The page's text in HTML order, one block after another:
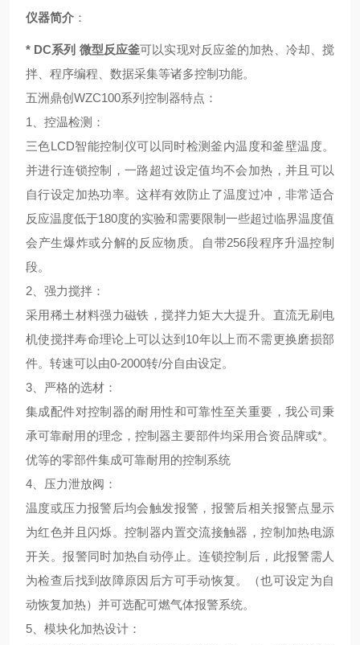
仪器简介 ：
* DC系列 微型反应釜可以实现对反应釜的加热、冷却、搅
拌、程序编程、数据采集等诸多控制功能。
五洲鼎创WZC100系列控制器特点 ：
1、 控温检测 ：
三色LCD智能控制仪可以同时检测釜内温度和釜壁温度。
并进行连锁控制，一路超过设定值均不会加热，并且可以
自行设定加热功率。这样有效防止了温度过冲，非常适合
反应温度低于180度的实验和需要限制一些超过临界温度值
会产生爆炸或分解的反应物质。自带256段程序升温控制
段。
2、 强力搅拌 ：
采用稀土材料强力磁铁，搅拌力矩大大提升。直流无刷电
机使搅拌寿命理论上可以达到10年以上而不需更换磨损部
件。转速可以由0-2000转/分自由设定。
3、 严格的选材 ：
集成配件对控制器的耐用性和可靠性至关重要，我公司秉
承可靠耐用的理念，控制器主要部件均采用合资品牌或*。
优等的零部件集成可靠耐用的控制系统
4、 压力泄放阀 ：
温度或压力报警后均会触发报警，报警后相关报警点显示
为红色并且闪烁。控制器内置交流接触器，控制加热电源
开关。报警同时加热自动停止。连锁控制后，此报警需人
为检查后找到故障原因后方可手动恢复。（也可设定为自
动恢复加热）并可选配可燃气体报警系统。
5、 模块化加热设计 ：